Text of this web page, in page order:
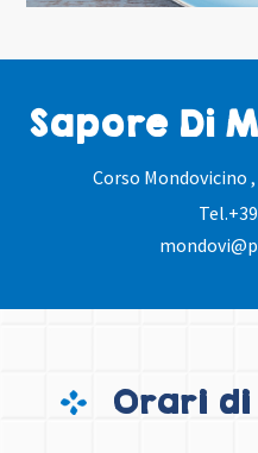
Sapore Di
Corso Mondovicino ,
Tel.
Orari